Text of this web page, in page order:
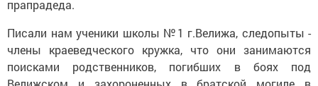
прапрадеда.
Писали нам ученики школы №1 г.Велижа, следопыты -
члены краеведческого кружка, что они занимаются
поисками родственников, погибших в боях под